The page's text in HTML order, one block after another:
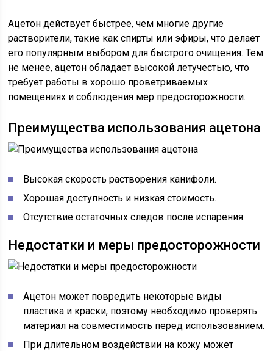
Ацетон действует быстрее, чем многие другие
растворители, такие как спирты или эфиры, что делает
его популярным выбором для быстрого очищения. Тем
не менее, ацетон обладает высокой летучестью, что
требует работы в хорошо проветриваемых
помещениях и соблюдения мер предосторожности.
Преимущества использования ацетона
Высокая скорость растворения канифоли.
Хорошая доступность и низкая стоимость.
Отсутствие остаточных следов после испарения.
Недостатки и меры предосторожности
Ацетон может повредить некоторые виды
пластика и краски, поэтому необходимо проверять
материал на совместимость перед использованием.
При длительном воздействии на кожу может